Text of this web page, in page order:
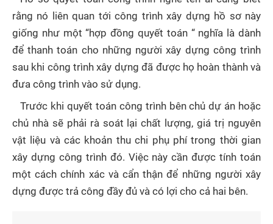
rằng nó liên quan tới công trình xây dựng hồ sơ này
giống như một “hợp đồng quyết toán “ nghĩa là dành
để thanh toán cho những người xây dựng công trình
sau khi công trình xây dựng đã được họ hoàn thành và
đưa công trình vào sử dụng.
Trước khi quyết toán công trình bên chủ dự án hoặc
chủ nhà sẽ phải rà soát lại chất lượng, giá trị nguyên
vật liệu và các khoản thu chi phụ phí trong thời gian
xây dựng công trình đó. Việc này cần được tính toán
một cách chính xác và cẩn thận để những người xây
dựng được trả công đầy đủ và có lợi cho cả hai bên.